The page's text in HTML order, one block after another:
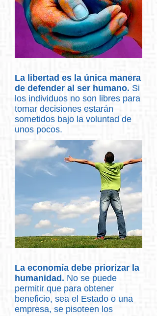
La libertad es la única manera
de defender al ser humano. Si
los individuos no son libres para
tomar decisiones estarán
sometidos bajo la voluntad de
unos pocos.
La economía debe priorizar la
humanidad. No se puede
permitir que para obtener
beneficio, sea el Estado o una
empresa, se pisoteen los